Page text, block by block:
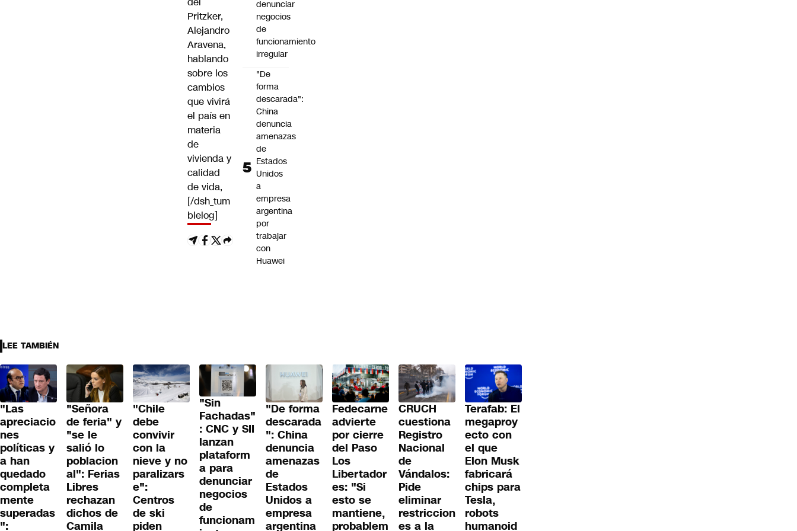
Pritzker,
Alejandro
Aravena,
hablando
sobre los
cambios
que vivirá
el país en
materia
de
vivienda y
calidad
de vida,
[/dsh_tum
blelog]
denunciar
negocios
de
funcionamiento
irregular
"De
forma
descarada":
China
denuncia
amenazas
de
Estados
Unidos
a
empresa
argentina
por
trabajar
con
Huawei
LEE TAMBIÉN
"Las
apreciacio
nes
políticas y
a han
quedado
completa
mente
superadas
":
"Señora
de feria" y
"se le
salió lo
poblacion
al": Ferias
Libres
rechazan
dichos de
Camila
"Chile
debe
convivir
con la
nieve y no
paralizars
e":
Centros
de ski
piden
"Sin
Fachadas"
: CNC y SII
lanzan
plataform
a para
denunciar
negocios
de
funcionam
"De forma
descarada
": China
denuncia
amenazas
de
Estados
Unidos a
empresa
argentina
Fedecarne
advierte
por cierre
del Paso
Los
Libertador
es: "Si
esto se
mantiene,
probablem
CRUCH
cuestiona
Registro
Nacional
de
Vándalos:
Pide
eliminar
restriccion
es a la
Terafab: El
megaproy
ecto con
el que
Elon Musk
fabricará
chips para
Tesla,
robots
humanoid